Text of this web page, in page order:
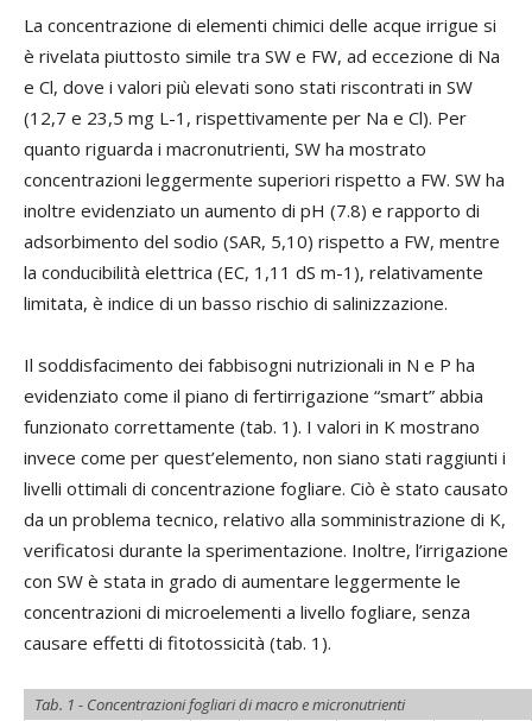
La concentrazione di elementi chimici delle acque irrigue si
è rivelata piuttosto simile tra SW e FW, ad eccezione di Na
e Cl, dove i valori più elevati sono stati riscontrati in SW
(12,7 e 23,5 mg L-1, rispettivamente per Na e Cl). Per
quanto riguarda i macronutrienti, SW ha mostrato
concentrazioni leggermente superiori rispetto a FW. SW ha
inoltre evidenziato un aumento di pH (7.8) e rapporto di
adsorbimento del sodio (SAR, 5,10) rispetto a FW, mentre
la conducibilità elettrica (EC, 1,11 dS m-1), relativamente
limitata, è indice di un basso rischio di salinizzazione.
Il soddisfacimento dei fabbisogni nutrizionali in N e P ha
evidenziato come il piano di fertirrigazione “smart” abbia
funzionato correttamente (tab. 1). I valori in K mostrano
invece come per quest’elemento, non siano stati raggiunti i
livelli ottimali di concentrazione fogliare. Ciò è stato causato
da un problema tecnico, relativo alla somministrazione di K,
verificatosi durante la sperimentazione. Inoltre, l’irrigazione
con SW è stata in grado di aumentare leggermente le
concentrazioni di microelementi a livello fogliare, senza
causare effetti di fitotossicità (tab. 1).
Tab. 1 - Concentrazioni fogliari di macro e micronutrienti